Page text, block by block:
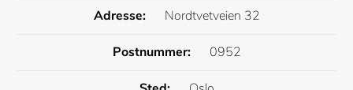
Adresse: Nordtvetveien 32
Postnummer: 0952